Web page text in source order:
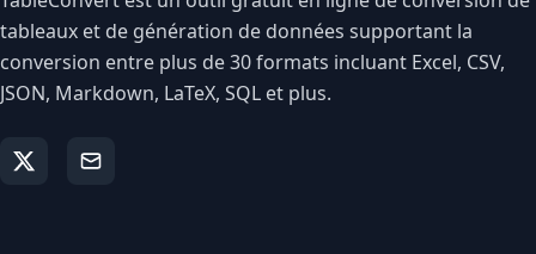
tableaux et de génération de données supportant la
conversion entre plus de 30 formats incluant Excel, CSV,
JSON, Markdown, LaTeX, SQL et plus.